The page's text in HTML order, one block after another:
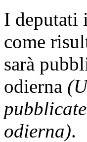
I deputati
come
sarà
odierna
odierna).